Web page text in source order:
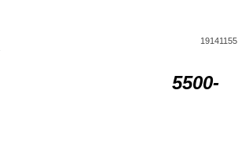
19141155
5500-